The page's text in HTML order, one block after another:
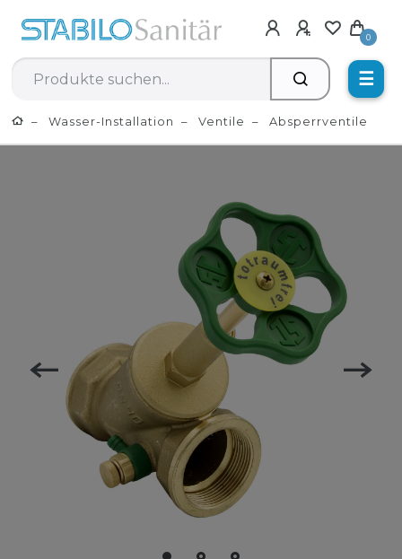
0
☰
Wasser-Installation Ventile Absperrventile